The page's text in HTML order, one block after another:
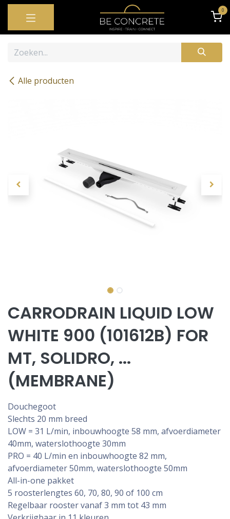
OVERSLAAN NAAR INHOUD 0
Alle producten
CARRODRAIN LIQUID LOW
WHITE 900 (101612B) FOR
MT, SOLIDRO, ...
(MEMBRANE)
Douchegoot
Slechts 20 mm breed
LOW = 31 L/min, inbouwhoogte 58 mm, afvoerdiameter
40mm, waterslothoogte 30mm
PRO = 40 L/min en inbouwhoogte 82 mm,
afvoerdiameter 50mm, waterslothoogte 50mm
All-in-one pakket
5 roosterlengtes 60, 70, 80, 90 of 100 cm
Regelbaar rooster vanaf 3 mm tot 43 mm